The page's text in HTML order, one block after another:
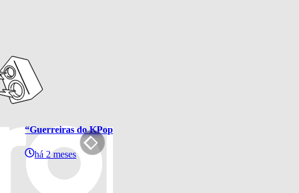
“Guerreiras do KPop”: Netflix anuncia turnê mundial das
há 2 meses